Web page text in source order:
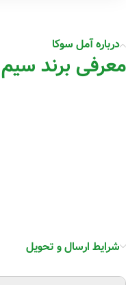
درباره آمل سوکا
معرفی برند
شرایط ارسال و تحویل